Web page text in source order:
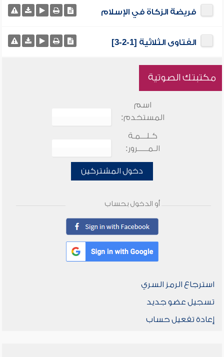
فريضة الزكاة في الإسلام
الفتاوى الثلاثية [1-2-3]
مكتبتك الصوتية
اسم
المستخدم:
كـلـــمـة
الـمـــــرور:
دخول المشتركين
أو الدخول بحساب
استرجاع الرمز السري
تسجيل عضو جديد
إعادة تفعيل حساب